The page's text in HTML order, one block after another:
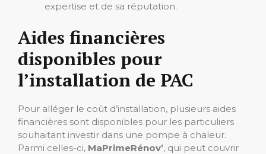
expertise et de sa réputation.
Aides financières
disponibles pour
l’installation de PAC
Pour alléger le coût d’installation, plusieurs aides
financières sont disponibles pour les particuliers
souhaitant investir dans une pompe à chaleur.
Parmi celles-ci, MaPrimeRénov’, qui peut couvrir